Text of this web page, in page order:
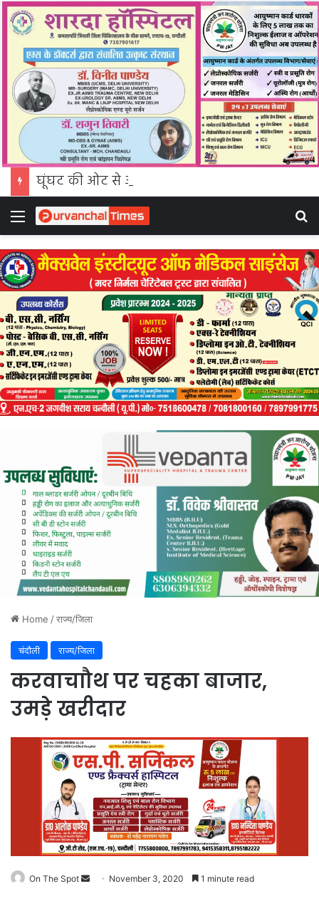
Menu
Home /राज्य/जिला
चंदौली राज्य/जिला
करवाचाौथ पर चहका बाजार,
उमड़े खरीदार
On The Spot
Send November 3, 2020 1 minute read